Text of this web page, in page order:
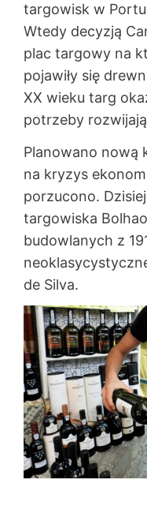
targowisk w
Wtedy decyzją
plac targowy na
pojawiły się
XX wieku targ
potrzeby
Planowano nową
na kryzys
porzucono.
targowiska
budowlanych z
de Silva.